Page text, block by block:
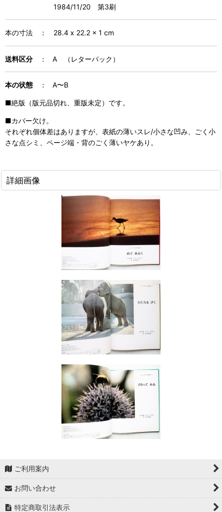
1984/11/20 第3刷
本の寸法 ： 28.4 x 22.2 x 1 cm
送料区分 ： A （レターパック）
本の状態 ： A〜B
■絶版（版元品切れ、重版未定）です。
■カバー欠け。
それぞれ個体差はありますが、表紙の薄いスレ/小さな凹み、ごく小
さな点シミ、ページ端・背のごく薄いヤケあり。
詳細画像
ご利用案内
お問い合わせ
特定商取引法表示